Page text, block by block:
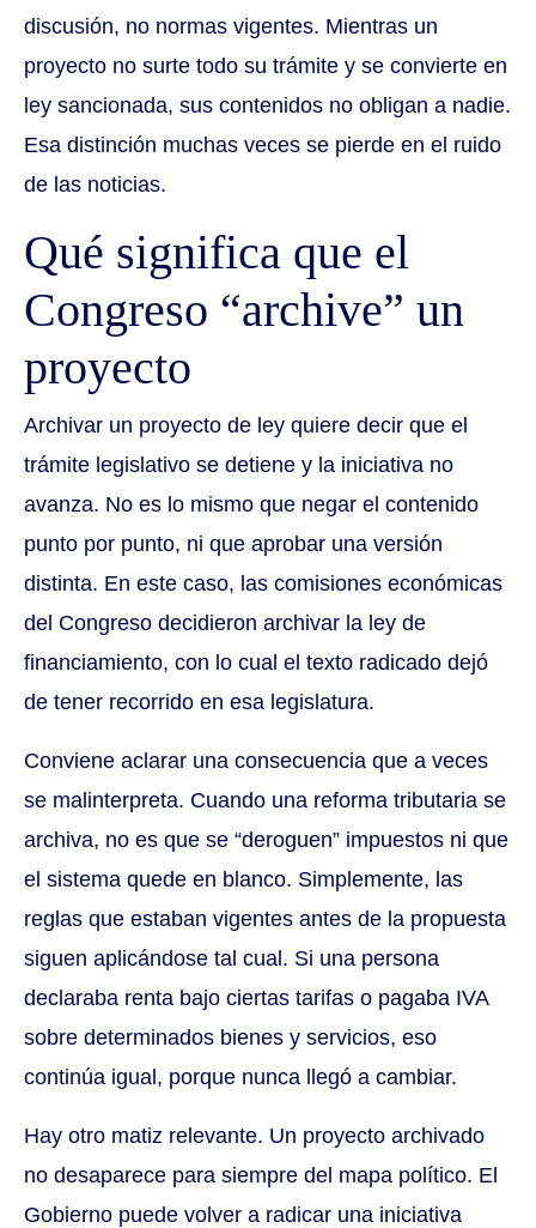
discusión, no normas vigentes. Mientras un
proyecto no surte todo su trámite y se convierte en
ley sancionada, sus contenidos no obligan a nadie.
Esa distinción muchas veces se pierde en el ruido
de las noticias.
Qué significa que el
Congreso “archive” un
proyecto
Archivar un proyecto de ley quiere decir que el
trámite legislativo se detiene y la iniciativa no
avanza. No es lo mismo que negar el contenido
punto por punto, ni que aprobar una versión
distinta. En este caso, las comisiones económicas
del Congreso decidieron archivar la ley de
financiamiento, con lo cual el texto radicado dejó
de tener recorrido en esa legislatura.
Conviene aclarar una consecuencia que a veces
se malinterpreta. Cuando una reforma tributaria se
archiva, no es que se “deroguen” impuestos ni que
el sistema quede en blanco. Simplemente, las
reglas que estaban vigentes antes de la propuesta
siguen aplicándose tal cual. Si una persona
declaraba renta bajo ciertas tarifas o pagaba IVA
sobre determinados bienes y servicios, eso
continúa igual, porque nunca llegó a cambiar.
Hay otro matiz relevante. Un proyecto archivado
no desaparece para siempre del mapa político. El
Gobierno puede volver a radicar una iniciativa